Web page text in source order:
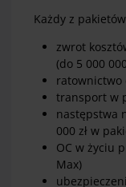
Każdy z
zwrot
(do 5 000
ratownictwo
transport w
następstwa
000 zł w
OC w życiu
Max)